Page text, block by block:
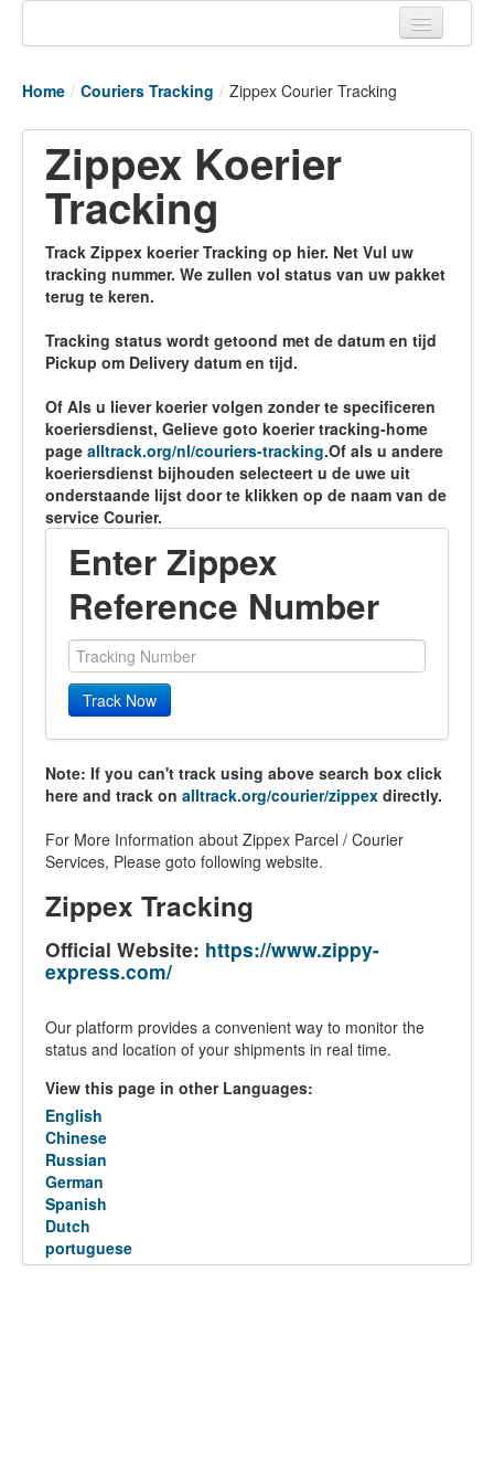
Tracking links
Couriers Tracking
Air Cargo Tracking
Vessel Tracking
Port Of Calls
Home / Couriers Tracking / Zippex Courier Tracking
Zippex Koerier
Tracking
Track Zippex koerier Tracking op hier. Net Vul uw
tracking nummer. We zullen vol status van uw pakket
terug te keren.
Tracking status wordt getoond met de datum en tijd
Pickup om Delivery datum en tijd.
Of Als u liever koerier volgen zonder te specificeren
koeriersdienst, Gelieve goto koerier tracking-home
page alltrack.org/nl/couriers-tracking.Of als u andere
koeriersdienst bijhouden selecteert u de uwe uit
onderstaande lijst door te klikken op de naam van de
service Courier.
Enter Zippex
Reference Number
Track Now
Note: If you can't track using above search box click
here and track on alltrack.org/courier/zippex directly.
For More Information about Zippex Parcel / Courier
Services, Please goto following website.
Zippex Tracking
Official Website: https://www.zippy-
express.com/
Our platform provides a convenient way to monitor the
status and location of your shipments in real time.
View this page in other Languages:
English
Chinese
Russian
German
Spanish
Dutch
portuguese